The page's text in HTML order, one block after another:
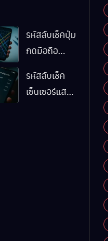
รหัสลับเช็คปุ่ม
กดมือถือ
ทำงานปกติ
ไหม
รหัสลับเช็ค
เซ็นเซอร์แสง